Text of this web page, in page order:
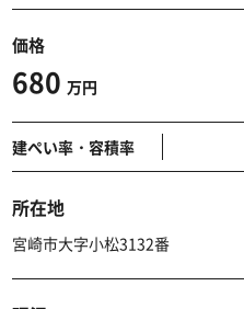
価格
680 万円
建ぺい率・容積率
所在地
宮崎市大字小松3132番